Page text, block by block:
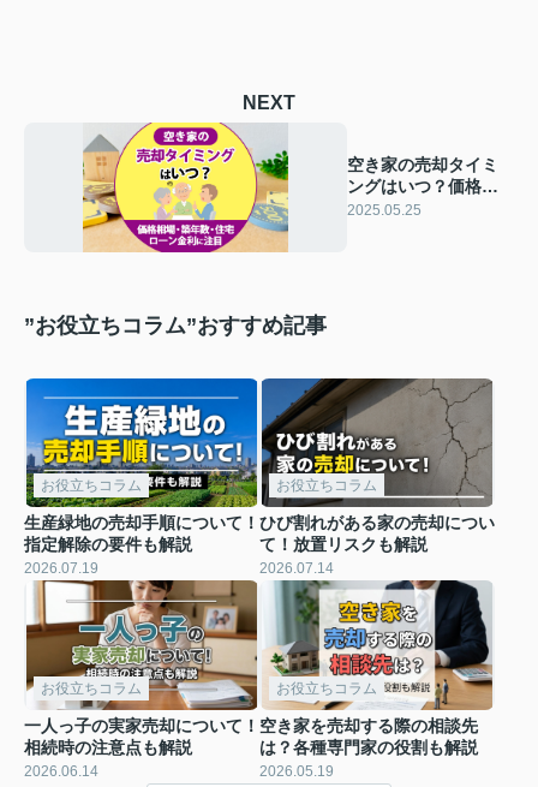
NEXT
空き家の売却タイミ
ングはいつ？価格相
場・築年数・住宅ロ
2025.05.25
”お役立ちコラム”おすすめ記事
お役立ちコラム
生産緑地の売却手順について！
指定解除の要件も解説
2026.07.19
お役立ちコラム
ひび割れがある家の売却につい
て！放置リスクも解説
2026.07.14
お役立ちコラム
一人っ子の実家売却について！
相続時の注意点も解説
2026.06.14
お役立ちコラム
空き家を売却する際の相談先
は？各種専門家の役割も解説
2026.05.19